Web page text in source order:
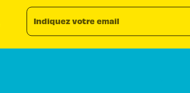
Indiquez votre email